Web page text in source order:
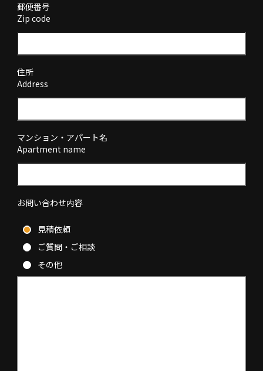
郵便番号
Zip code
住所
Address
マンション・アパート名
Apartment name
お問い合わせ内容
見積依頼
ご質問・ご相談
その他